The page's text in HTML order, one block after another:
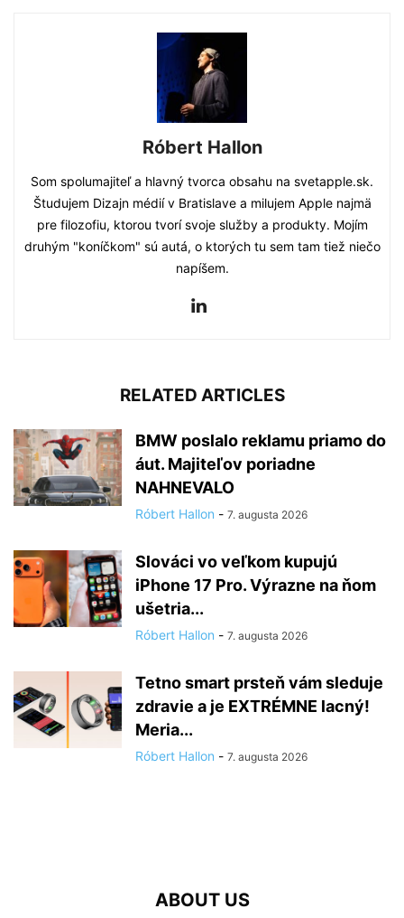
Róbert Hallon
Som spolumajiteľ a hlavný tvorca obsahu na svetapple.sk.
Študujem Dizajn médií v Bratislave a milujem Apple najmä
pre filozofiu, ktorou tvorí svoje služby a produkty. Mojím
druhým "koníčkom" sú autá, o ktorých tu sem tam tiež niečo
napíšem.
RELATED ARTICLES
BMW poslalo reklamu priamo do
áut. Majiteľov poriadne
NAHNEVALO
Róbert Hallon - 7. augusta 2026
Slováci vo veľkom kupujú
iPhone 17 Pro. Výrazne na ňom
ušetria...
Róbert Hallon - 7. augusta 2026
Tetno smart prsteň vám sleduje
zdravie a je EXTRÉMNE lacný!
Meria...
Róbert Hallon - 7. augusta 2026
ABOUT US